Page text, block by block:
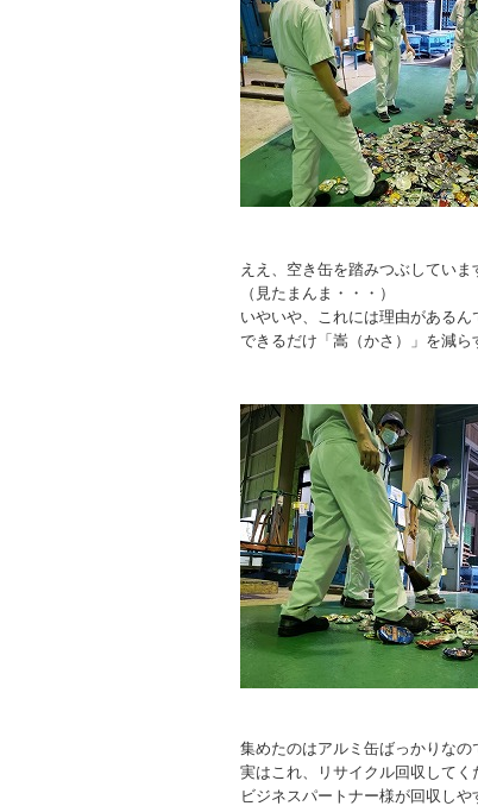
ええ、空き缶を踏みつぶしていま
（見たまんま・・・）
いやいや、これには理由があるん
できるだけ「嵩（かさ）」を減ら
集めたのはアルミ缶ばっかりなの
実はこれ、リサイクル回収してく
ビジネスパートナー様が回収し